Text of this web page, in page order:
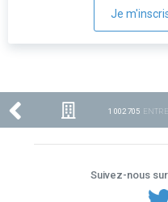
Je
1 002 705
Suivez-nous